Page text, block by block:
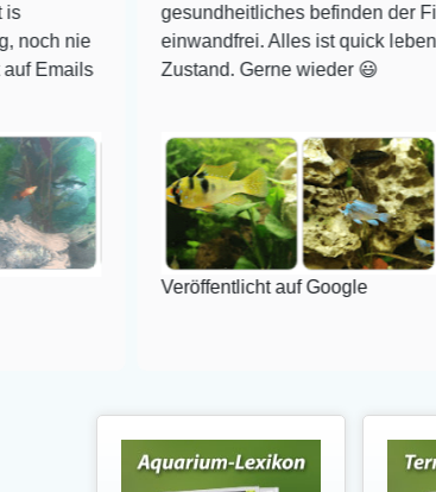
gesundheitliches befinden der Fische
einwandfrei. Alles ist quick lebendig und im
Zustand. Gerne wieder 😃
Veröffentlicht auf Google